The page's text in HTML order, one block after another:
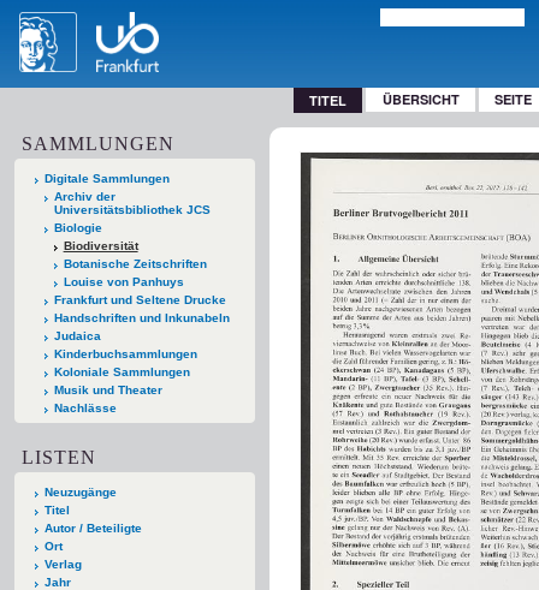
TITEL ÜBERSICHT SEITE
SAMMLUNGEN
Digitale Sammlungen
Archiv der
Universitätsbibliothek JCS
Biologie
Biodiversität
Botanische Zeitschriften
Louise von Panhuys
Frankfurt und Seltene Drucke
Handschriften und Inkunabeln
Judaica
Kinderbuchsammlungen
Koloniale Sammlungen
Musik und Theater
Nachlässe
LISTEN
Neuzugänge
Titel
Autor / Beteiligte
Ort
Verlag
Jahr